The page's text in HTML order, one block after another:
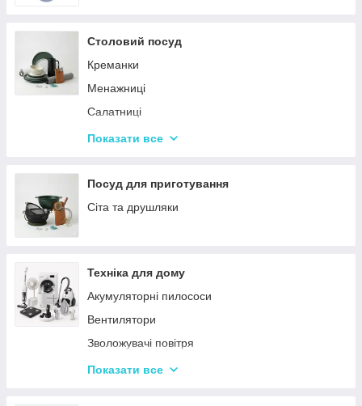
Столовий посуд
Креманки
Менажниці
Салатниці
Сітки та кошики для фрі
Посуд для дітей
Сервізи
Бульйонниці
Тарілки
Показати все
Посуд для приготування
Сіта та друшляки
Техніка для дому
Акумуляторні пилососи
Вентилятори
Зволожувачі повітря
Пральні машинки
Показати все